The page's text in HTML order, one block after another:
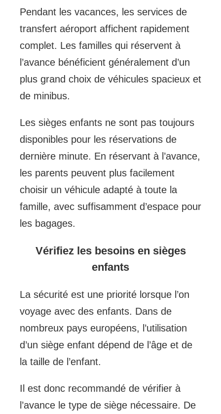
Pendant les vacances, les services de
transfert aéroport affichent rapidement
complet. Les familles qui réservent à
l’avance bénéficient généralement d’un
plus grand choix de véhicules spacieux et
de minibus.
Les sièges enfants ne sont pas toujours
disponibles pour les réservations de
dernière minute. En réservant à l’avance,
les parents peuvent plus facilement
choisir un véhicule adapté à toute la
famille, avec suffisamment d’espace pour
les bagages.
Vérifiez les besoins en sièges
enfants
La sécurité est une priorité lorsque l’on
voyage avec des enfants. Dans de
nombreux pays européens, l’utilisation
d’un siège enfant dépend de l’âge et de
la taille de l’enfant.
Il est donc recommandé de vérifier à
l’avance le type de siège nécessaire. De